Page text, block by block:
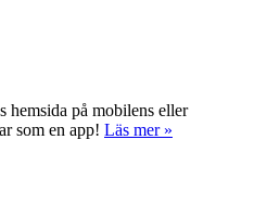
hemsida på mobilens eller
som en app! Läs mer »